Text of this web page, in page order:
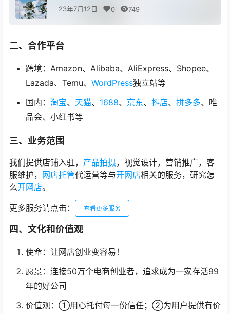
23年7月12日
0 749
二、合作平台
跨境：Amazon、Alibaba、AliExpress、Shopee、
Lazada、Temu、 WordPress独立站等
国内： 淘宝、 天猫、 1688、 京东、 抖店、 拼多多、唯
品会、小红书等
三、业务范围
我们提供店铺入驻， 产品拍摄，视觉设计，营销推广，客
服维护， 网店托管代运营等与开网店相关的服务，研究怎
么开网店。
更多服务请点击：
查看更多服务
四、文化和价值观
使命：让网店创业变容易！
愿景：连接50万个电商创业者，追求成为一家存活99
年的好公司
价值观：①用心托付每一份信任；②为用户提供有价